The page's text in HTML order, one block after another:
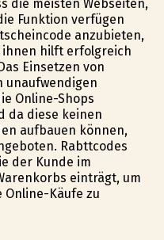
die meisten Webseiten,
Funktion verfügen
anzubieten,
hilft erfolgreich
Einsetzen von
unaufwendigen
Online-Shops
da diese keinen
aufbauen können,
Rabttcodes
der Kunde im
einträgt, um
Online-Käufe zu